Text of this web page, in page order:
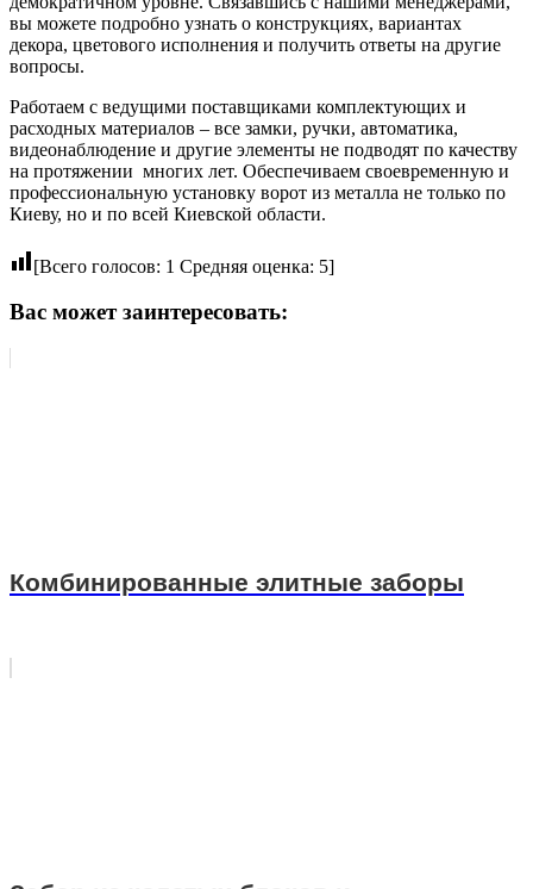
вы можете подробно узнать о конструкциях, вариантах
декора, цветового исполнения и получить ответы на другие
вопросы.
Работаем с ведущими поставщиками комплектующих и
расходных материалов – все замки, ручки, автоматика,
видеонаблюдение и другие элементы не подводят по качеству
на протяжении многих лет. Обеспечиваем своевременную и
профессиональную установку ворот из металла не только по
Киеву, но и по всей Киевской области.
[Всего голосов: 1 Средняя оценка: 5]
Вас может заинтересовать:
Комбинированные элитные заборы